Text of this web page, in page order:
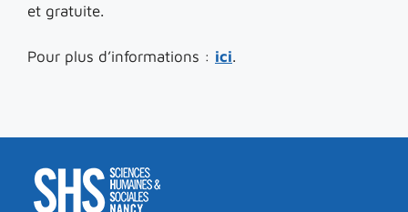
et gratuite.
Pour plus d’informations : ici.